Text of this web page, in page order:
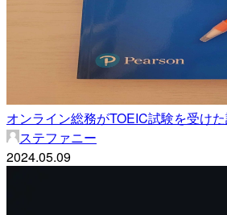
オンライン総務がTOEIC試験を受け
ステファニー
2024.05.09